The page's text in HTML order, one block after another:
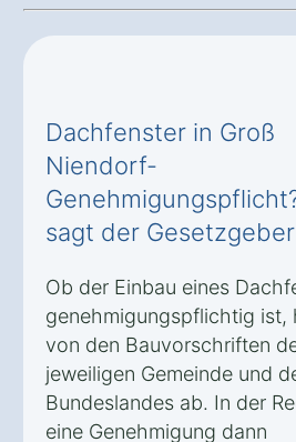
Dachfenster in Groß
Niendorf-
sagt der
Ob der Einbau eines
genehmigungspflichtig ist,
von den Bauvorschriften
jeweiligen Gemeinde und
Bundeslandes ab. In der
eine Genehmigung dann